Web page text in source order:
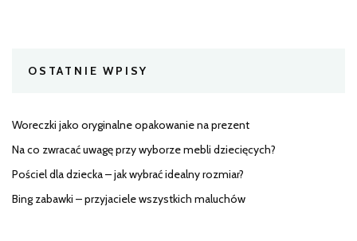
OSTATNIE WPISY
Woreczki jako oryginalne opakowanie na prezent
Na co zwracać uwagę przy wyborze mebli dziecięcych?
Pościel dla dziecka – jak wybrać idealny rozmiar?
Bing zabawki – przyjaciele wszystkich maluchów